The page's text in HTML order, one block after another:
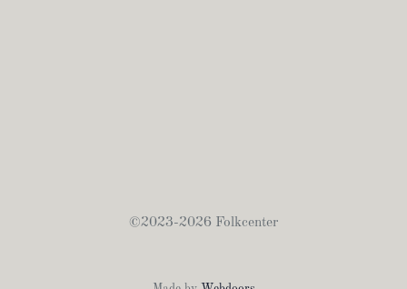
©2023-2026 Folkcenter